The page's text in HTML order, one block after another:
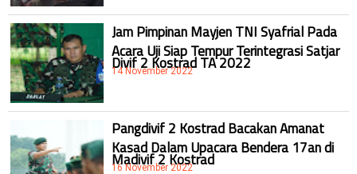
Jam Pimpinan Mayjen TNI Syafrial Pada
Acara Uji Siap Tempur Terintegrasi Satjar
Divif 2 Kostrad TA 2022
14 November 2022
Pangdivif 2 Kostrad Bacakan Amanat
Kasad Dalam Upacara Bendera 17an di
Madivif 2 Kostrad
16 November 2022